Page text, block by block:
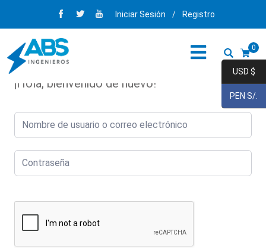
Iniciar Sesión / Registro
0
¡Hola, bienvenido de nuevo!
USD $
PEN S/.